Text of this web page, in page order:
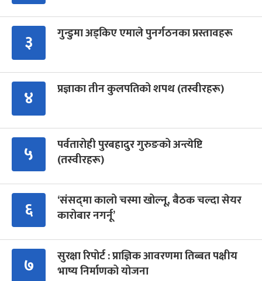
३ गुन्डुमा अड्किए एमाले पुनर्गठनका प्रस्तावहरू
४ प्रज्ञाका तीन कुलपतिको शपथ (तस्वीरहरू)
५
पर्वतारोही पुरबहादुर गुरुङको अन्त्येष्टि
(तस्वीरहरू)
६
‘संसद्‍मा कालो चस्मा खोल्नू, बैठक चल्दा सेयर
कारोबार नगर्नू’
७
सुरक्षा रिपोर्ट : प्राज्ञिक आवरणमा तिब्बत पक्षीय
भाष्य निर्माणको योजना